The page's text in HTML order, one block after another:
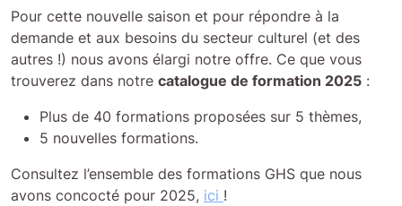
Pour cette nouvelle saison et pour répondre à la
demande et aux besoins du secteur culturel (et des
autres !) nous avons élargi notre offre. Ce que vous
trouverez dans notre catalogue de formation 2025 :
Plus de 40 formations proposées sur 5 thèmes,
5 nouvelles formations.
Consultez l’ensemble des formations GHS que nous
avons concocté pour 2025, ici !